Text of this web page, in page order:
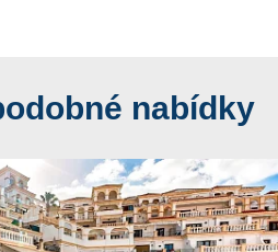
nabídky